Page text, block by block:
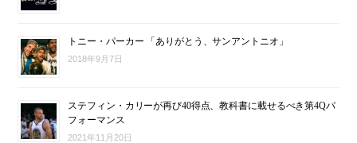
トニー・パーカー 「ありがとう、サンアントニオ」
2018年9月7日
ステフィン・カリーが再び40得点、教科書に載せるべき第4Qパ
フォーマンス
2021年11月20日